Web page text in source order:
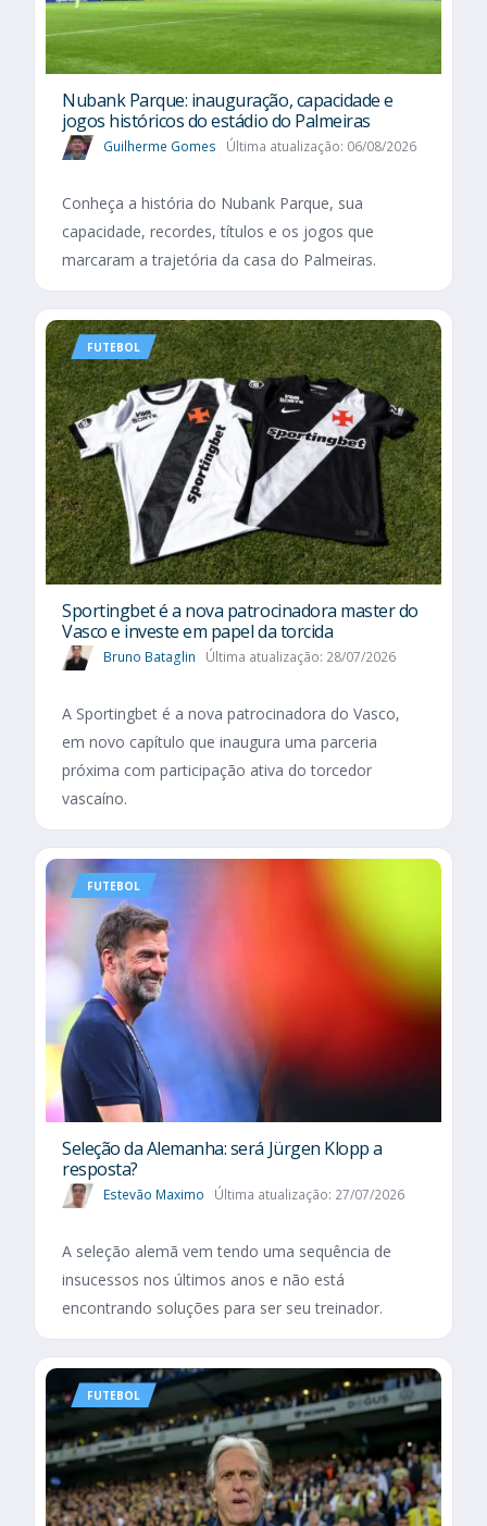
Nubank Parque: inauguração, capacidade e
jogos históricos do estádio do Palmeiras
Guilherme Gomes Última atualização: 06/08/2026
Conheça a história do Nubank Parque, sua
capacidade, recordes, títulos e os jogos que
marcaram a trajetória da casa do Palmeiras.
FUTEBOL
Sportingbet é a nova patrocinadora master do
Vasco e investe em papel da torcida
Bruno Bataglin Última atualização: 28/07/2026
A Sportingbet é a nova patrocinadora do Vasco,
em novo capítulo que inaugura uma parceria
próxima com participação ativa do torcedor
vascaíno.
FUTEBOL
Seleção da Alemanha: será Jürgen Klopp a
resposta?
Estevão Maximo Última atualização: 27/07/2026
A seleção alemã vem tendo uma sequência de
insucessos nos últimos anos e não está
encontrando soluções para ser seu treinador.
FUTEBOL